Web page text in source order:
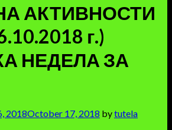
АКТИВНОСТИ
г.)
НЕДЕЛА ЗА
2018October 17, 2018 bytutela